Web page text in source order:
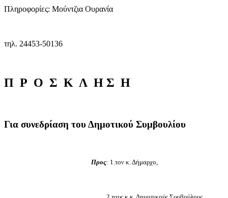
Πληροφορίες: Μούντζια Ουρανία
τηλ. 24453-50136
Π Ρ Ο Σ Κ Λ Η Σ Η
Για συνεδρίαση τουΔημοτικού Συμβουλίου
Προς: 1.τον κ. Δήμαρχο,